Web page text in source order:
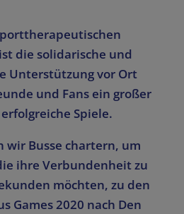
die solidarische und
Unterstützung vor Ort
und Fans ein großer
Spiele.
wir Busse chartern, um
ihre Verbundenheit zu
möchten, zu den
Games 2020 nach Den